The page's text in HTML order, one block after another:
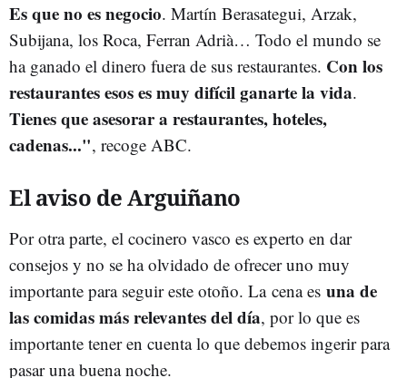
Es que no es negocio. Martín Berasategui, Arzak,
Subijana, los Roca, Ferran Adrià… Todo el mundo se
ha ganado el dinero fuera de sus restaurantes. Con los
restaurantes esos es muy difícil ganarte la vida.
Tienes que asesorar a restaurantes, hoteles,
cadenas...", recoge ABC.
El aviso de Arguiñano
Por otra parte, el cocinero vasco es experto en dar
consejos y no se ha olvidado de ofrecer uno muy
importante para seguir este otoño. Lacena es una de
las comidas más relevantes del día, por lo que es
importante tener en cuenta lo que debemos ingerir para
pasar una buena noche.